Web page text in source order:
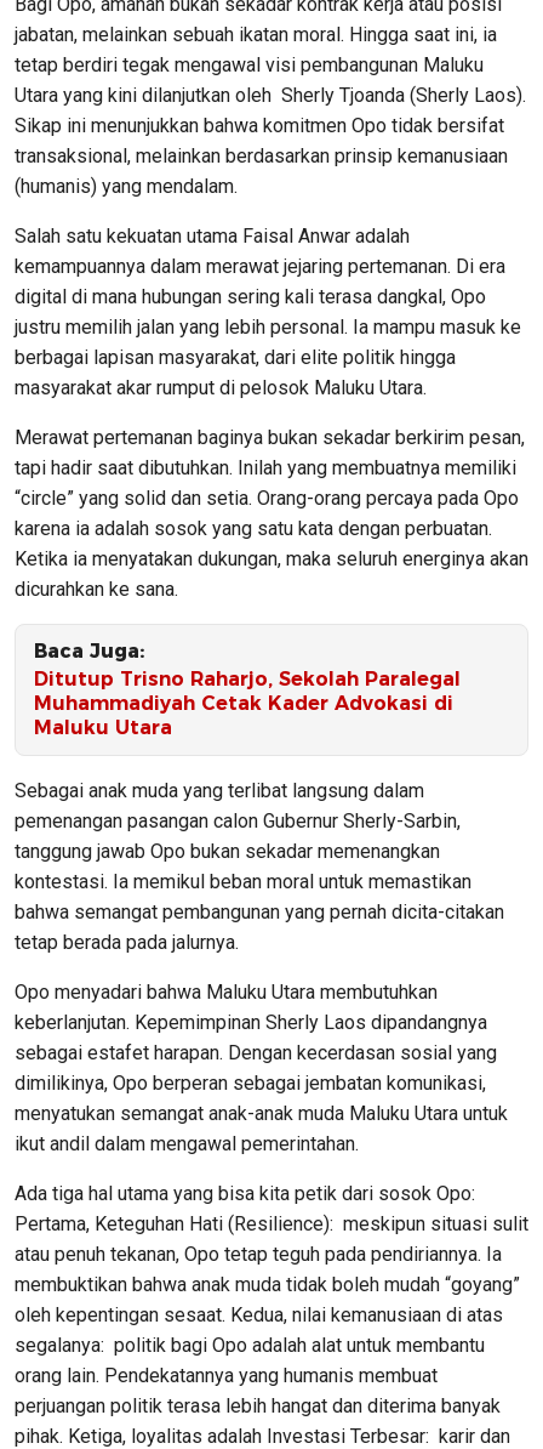
jabatan, melainkan sebuah ikatan moral. Hingga saat ini, ia
tetap berdiri tegak mengawal visi pembangunan Maluku
Utara yang kini dilanjutkan oleh Sherly Tjoanda (Sherly Laos).
Sikap ini menunjukkan bahwa komitmen Opo tidak bersifat
transaksional, melainkan berdasarkan prinsip kemanusiaan
(humanis) yang mendalam.
Salah satu kekuatan utama Faisal Anwar adalah
kemampuannya dalam merawat jejaring pertemanan. Di era
digital di mana hubungan sering kali terasa dangkal, Opo
justru memilih jalan yang lebih personal. Ia mampu masuk ke
berbagai lapisan masyarakat, dari elite politik hingga
masyarakat akar rumput di pelosok Maluku Utara.
Merawat pertemanan baginya bukan sekadar berkirim pesan,
tapi hadir saat dibutuhkan. Inilah yang membuatnya memiliki
“circle” yang solid dan setia. Orang-orang percaya pada Opo
karena ia adalah sosok yang satu kata dengan perbuatan.
Ketika ia menyatakan dukungan, maka seluruh energinya akan
dicurahkan ke sana.
Baca Juga:
Ditutup Trisno Raharjo, Sekolah Paralegal
Muhammadiyah Cetak Kader Advokasi di
Maluku Utara
Sebagai anak muda yang terlibat langsung dalam
pemenangan pasangan calon Gubernur Sherly-Sarbin,
tanggung jawab Opo bukan sekadar memenangkan
kontestasi. Ia memikul beban moral untuk memastikan
bahwa semangat pembangunan yang pernah dicita-citakan
tetap berada pada jalurnya.
Opo menyadari bahwa Maluku Utara membutuhkan
keberlanjutan. Kepemimpinan Sherly Laos dipandangnya
sebagai estafet harapan. Dengan kecerdasan sosial yang
dimilikinya, Opo berperan sebagai jembatan komunikasi,
menyatukan semangat anak-anak muda Maluku Utara untuk
ikut andil dalam mengawal pemerintahan.
Ada tiga hal utama yang bisa kita petik dari sosok Opo:
Pertama, Keteguhan Hati (Resilience): meskipun situasi sulit
atau penuh tekanan, Opo tetap teguh pada pendiriannya. Ia
membuktikan bahwa anak muda tidak boleh mudah “goyang”
oleh kepentingan sesaat. Kedua, nilai kemanusiaan di atas
segalanya: politik bagi Opo adalah alat untuk membantu
orang lain. Pendekatannya yang humanis membuat
perjuangan politik terasa lebih hangat dan diterima banyak
pihak. Ketiga, loyalitas adalah Investasi Terbesar: karir dan